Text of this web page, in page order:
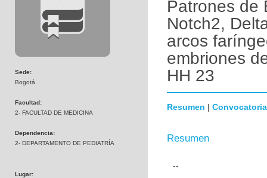
Sede:
Bogotá
Facultad:
2- FACULTAD DE MEDICINA
Dependencia:
2- DEPARTAMENTO DE PEDIATRÍA
Lugar:
Patrones de
Notch2,
arcos
embriones
HH 23
Resumen | Convocatoria
Resumen
--